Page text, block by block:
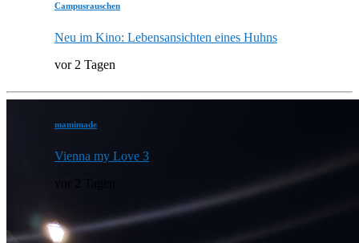
Campusrauschen
Neu im Kino: Lebensansichten eines Huhns
vor 2 Tagen
mamimade
Vienna my Love 3
vor 2 Tagen